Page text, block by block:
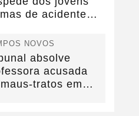
de acidente
NOVOS
absolve
acusada
tratos em